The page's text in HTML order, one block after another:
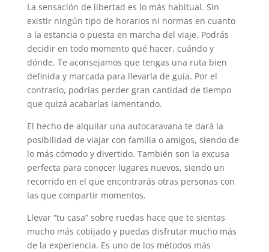
La sensación de libertad es lo más habitual. Sin
existir ningún tipo de horarios ni normas en cuanto
a la estancia o puesta en marcha del viaje. Podrás
decidir en todo momento qué hacer, cuándo y
dónde. Te aconsejamos que tengas una ruta bien
definida y marcada para llevarla de guía. Por el
contrario, podrías perder gran cantidad de tiempo
que quizá acabarías lamentando.
El hecho de alquilar una autocaravana te dará la
posibilidad de viajar con familia o amigos, siendo de
lo más cómodo y divertido. También son la excusa
perfecta para conocer lugares nuevos, siendo un
recorrido en el que encontrarás otras personas con
las que compartir momentos.
Llevar “tu casa” sobre ruedas hace que te sientas
mucho más cobijado y puedas disfrutar mucho más
de la experiencia. Es uno de los métodos más